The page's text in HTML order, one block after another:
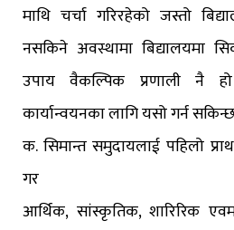
माथि चर्चा गरिरहेको जस्तो
नसकिने अवस्थामा बिद्यालयमा
उपाय वैकल्पिक प्रणाली नै
कार्यान्वयनका लागि यसो गर्न
क. सिमान्त समुदायलाई पहिलो
गर
आर्थिक, सांस्कृतिक, शारिरिक